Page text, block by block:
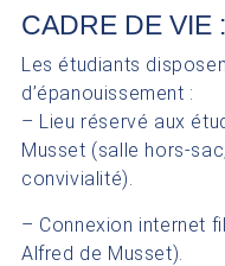
CADRE DE VIE :
Les étudiants
d’épanouissement :
– Lieu réservé aux
Musset (salle hors-
convivialité).
– Connexion internet
Alfred de Musset).